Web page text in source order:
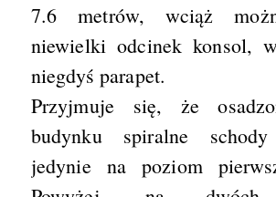
7.6 metrów, wciąż
niewielki odcinek konsol,
niegdyś parapet.
Przyjmuje się, że
budynku spiralne schody
jedynie na poziom